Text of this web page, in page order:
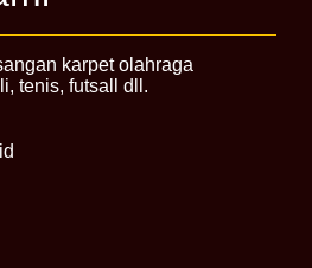
karpet olahraga
tenis, futsall dll.